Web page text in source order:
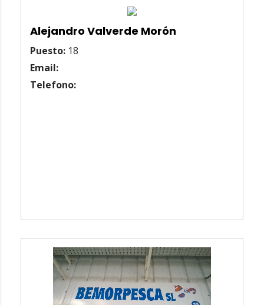
Alejandro Valverde Morón
Puesto: 18
Email:
Telefono: